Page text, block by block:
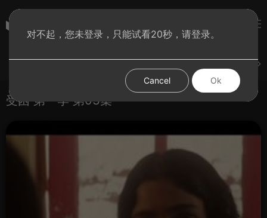
受困 第一季 第03集
对不起，您未登录，只能试看20秒，请登录。
Cancel Ok